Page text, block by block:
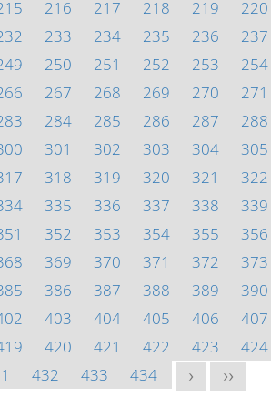
216 217 218 219 220
233 234 235 236 237
250 251 252 253 254
267 268 269 270 271
284 285 286 287 288
301 302 303 304 305
318 319 320 321 322
335 336 337 338 339
352 353 354 355 356
369 370 371 372 373
386 387 388 389 390
403 404 405 406 407
420 421 422 423 424
432 433 434 > >>